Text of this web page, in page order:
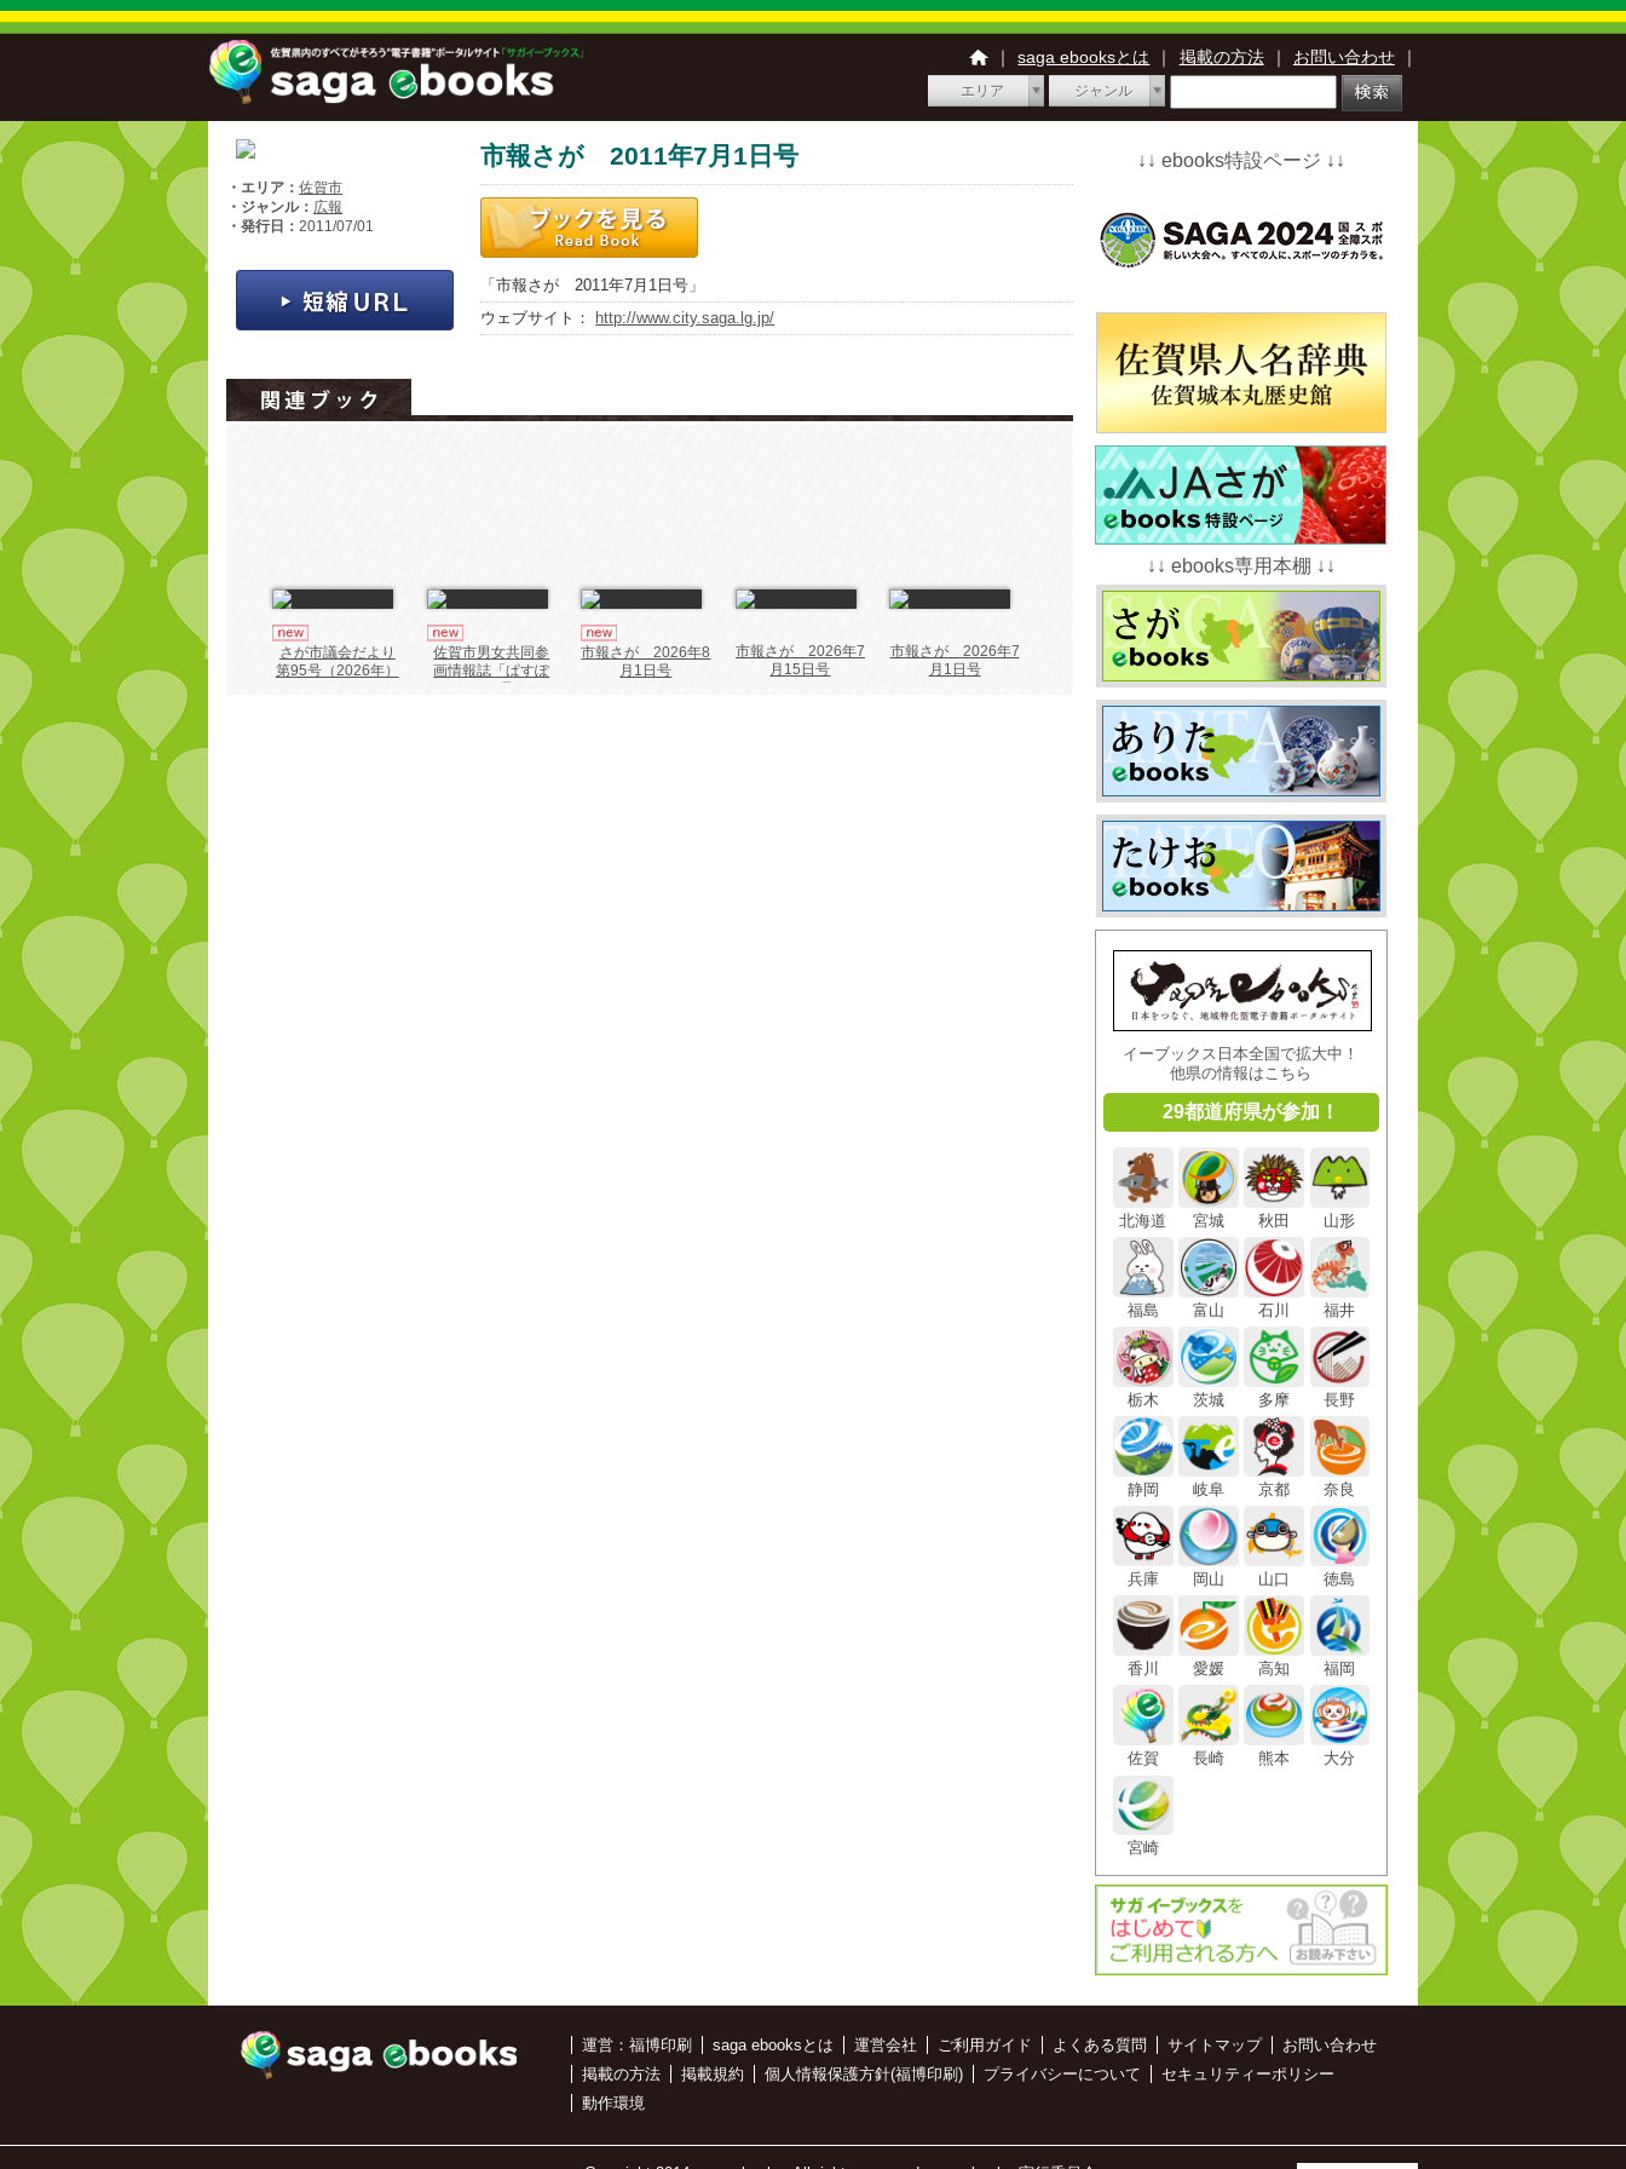
｜ saga ebooksとは ｜ 掲載の方法 ｜ お問い合わせ ｜
エリア ジャンル
・エリア： 佐賀市
・ジャンル： 広報
・発行日： 2011/07/01
市報さが 2011年7月1日号
「市報さが 2011年7月1日号」
ウェブサイト：
http://www.city.saga.lg.jp/
さが市議会だより
第95号（2026年）
佐賀市男女共同参
画情報誌「ぱすぽ
ーと55号」
市報さが 2026年8
月1日号
市報さが 2026年7
月15日号
市報さが 2026年7
月1日号
↓↓ ebooks特設ページ ↓↓
↓↓ ebooks専用本棚 ↓↓
イーブックス日本全国で拡大中！
他県の情報はこちら
29都道府県が参加！
北海道 宮城 秋田 山形
福島 富山 石川 福井
栃木 茨城 多摩 長野
静岡 岐阜 京都 奈良
兵庫 岡山 山口 徳島
香川 愛媛 高知 福岡
佐賀 長崎 熊本 大分
宮崎
運営：福博印刷 saga ebooksとは 運営会社 ご利用ガイド よくある質問 サイトマップ
お問い合わせ
掲載の方法
掲載規約 個人情報保護方針(福博印刷) プライバシーについて
セキュリティーポリシー
動作環境